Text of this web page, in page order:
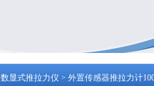
数显式推拉力仪 > 外置传感器推拉力计